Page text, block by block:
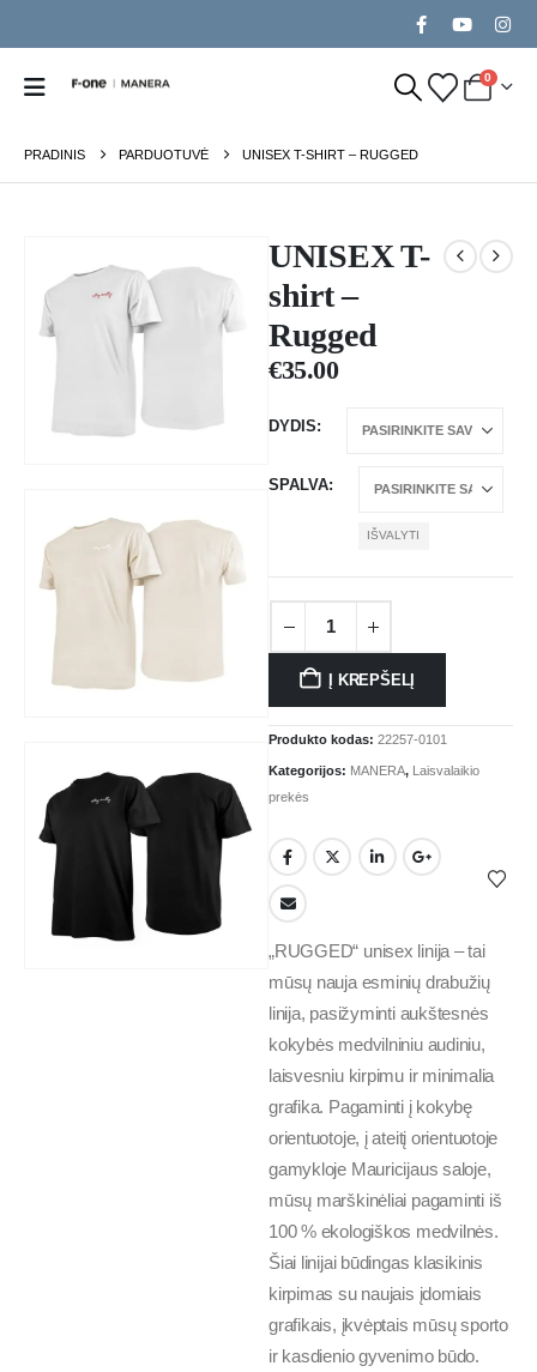
0
PRADINIS PARDUOTUVĖ UNISEX T-SHIRT – RUGGED
UNISEX T-
shirt –
Rugged
€35.00
DYDIS
SPALVA
IŠVALYTI
Į KREPŠELĮ
Produkto kodas: 22257-0101
Kategorijos: MANERA, Laisvalaikio
prekės
„RUGGED“ unisex linija – tai
mūsų nauja esminių drabužių
linija, pasižyminti aukštesnės
kokybės medvilniniu audiniu,
laisvesniu kirpimu ir minimalia
grafika. Pagaminti į kokybę
orientuotoje, į ateitį orientuotoje
gamykloje Mauricijaus saloje,
mūsų marškinėliai pagaminti iš
100 % ekologiškos medvilnės.
Šiai linijai būdingas klasikinis
kirpimas su naujais įdomiais
grafikais, įkvėptais mūsų sporto
ir kasdienio gyvenimo būdo.